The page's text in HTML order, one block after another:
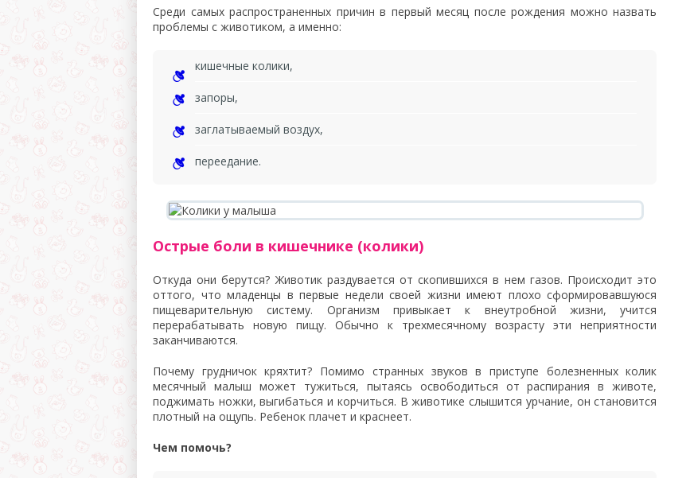
Среди самых распространенных причин в первый месяц после рождения можно назвать
проблемы с животиком, а именно:
кишечные колики,
запоры,
заглатываемый воздух,
переедание.
Острые боли в кишечнике (колики)
Откуда они берутся? Животик раздувается от скопившихся в нем газов. Происходит это
оттого, что младенцы в первые недели своей жизни имеют плохо сформировавшуюся
пищеварительную систему. Организм привыкает к внеутробной жизни, учится
перерабатывать новую пищу. Обычно к трехмесячному возрасту эти неприятности
заканчиваются.
Почему грудничок кряхтит? Помимо странных звуков в приступе болезненных колик
месячный малыш может тужиться, пытаясь освободиться от распирания в животе,
поджимать ножки, выгибаться и корчиться. В животике слышится урчание, он становится
плотный на ощупь. Ребенок плачет и краснеет.
Чем помочь?